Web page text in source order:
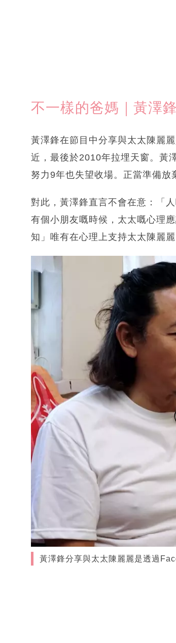
不一樣的爸媽｜黃澤
黃澤鋒在節目中分享與太太陳麗
近，最後於2010年拉埋天窗。黃
努力9年也失望收場。正當準備放
對此，黃澤鋒直言不會在意：「
有個小朋友嘅時候，太太嘅心理
知」唯有在心理上支持太太陳麗麗
黃澤鋒分享與太太陳麗麗是透過